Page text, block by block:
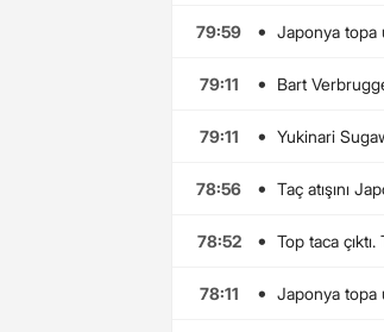
79:59 • Japonya topa
79:11 • Bart
79:11 • Yukinari
78:56 • Taç atışını
78:52 • Top taca
78:11 • Japonya topa